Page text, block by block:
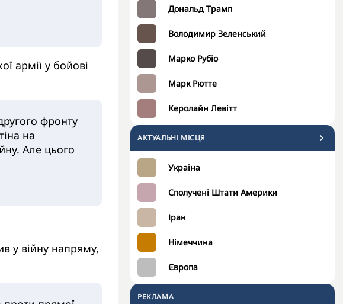
Дональд Трамп
Володимир Зеленський
Марко Рубіо
Марк Рютте
Керолайн Левітт
АКТУАЛЬНІ МІСЦЯ
Україна
Сполучені Штати Америки
Іран
Німеччина
Європа
РЕКЛАМА
армії у бойові
фронту
на
Але цього
у війну напряму,